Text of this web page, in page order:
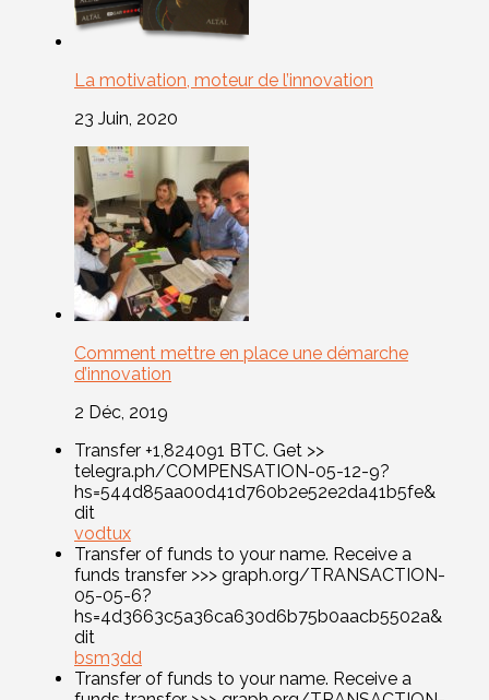
La motivation, moteur de l’innovation
23 Juin, 2020
Comment mettre en place une démarche
d’innovation
2 Déc, 2019
Transfer +1,824091 BTC. Get >>
telegra.ph/COMPENSATION-05-12-9?
hs=544d85aa00d41d760b2e52e2da41b5fe&
dit
vodtux
Transfer of funds to your name. Receive a
funds transfer >>> graph.org/TRANSACTION-
05-05-6?
hs=4d3663c5a36ca630d6b75b0aacb5502a&
dit
bsm3dd
Transfer of funds to your name. Receive a